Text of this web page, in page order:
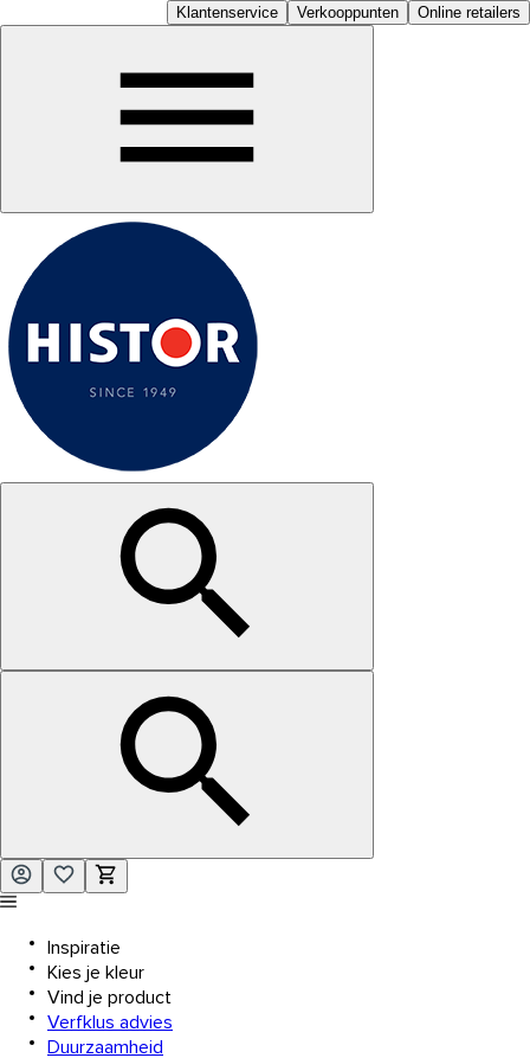
Klantenservice Verkooppunten Online retailers
Inspiratie
Kies je kleur
Vind je product
Verfklus advies
Duurzaamheid